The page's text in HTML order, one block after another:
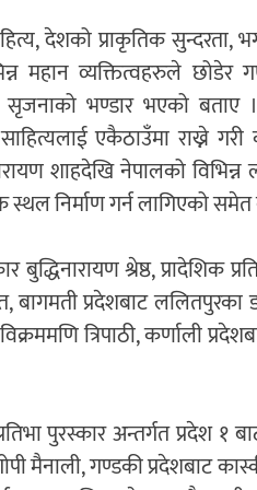
देशको प्राकृतिक सुन्दरता,
महान व्यक्तित्वहरुले छोडेर
सृजनाको भण्डार भएको
एकैठाउँमा राख्ने गरी
शाहदेखि नेपालको विभिन्न
स्थल निर्माण गर्न लागिएको
बुद्धिनारायण श्रेष्ठ, प्रादेशिक
बागमती प्रदेशबाट ललितपुरका
त्रिपाठी, कर्णाली
प्रतिभा पुरस्कार अन्तर्गत प्रदेश १
मैनाली, गण्डकी प्रदेशबाट